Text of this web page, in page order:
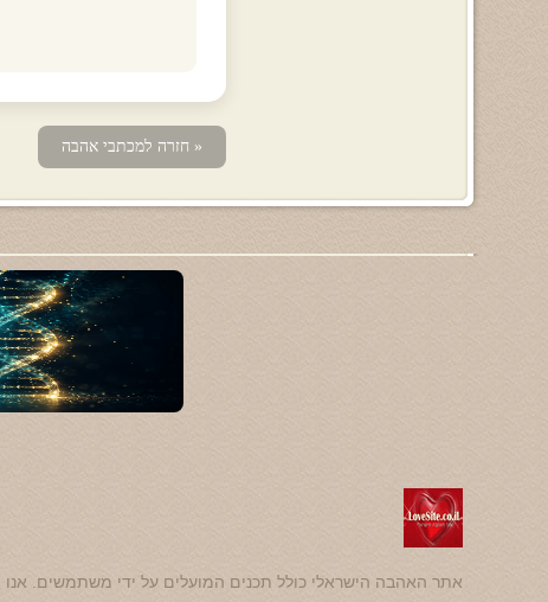
« חזרה למכתבי אהבה
אתר האהבה הישראלי כולל תכנים המועלים על ידי משתמשים. אנו